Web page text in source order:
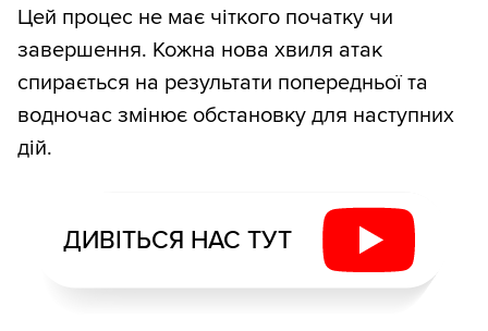
Цей процес не має чіткого початку чи
завершення. Кожна нова хвиля атак
спирається на результати попередньої та
водночас змінює обстановку для наступних
дій.
ДИВІТЬСЯ НАС ТУТ